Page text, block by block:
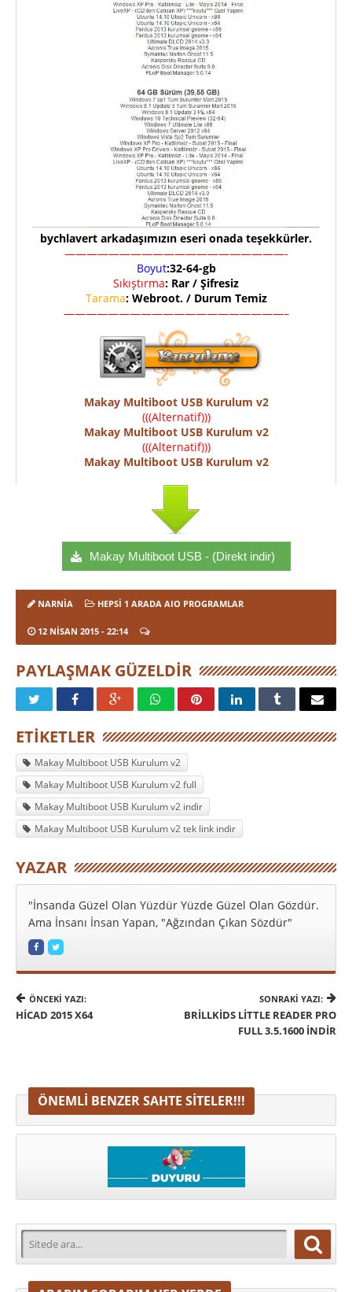
bychlavert arkadaşımızın eseri onada teşekkürler.
————————————————————-
Boyut:32-64-gb
Sıkıştırma: Rar / Şifresiz
Tarama: Webroot. / Durum Temiz
————————————————————–
Makay Multiboot USB Kurulum v2
(((Alternatif)))
Makay Multiboot USB Kurulum v2
(((Alternatif)))
Makay Multiboot USB Kurulum v2
Makay Multiboot USB - (Direkt indir)
NARNIA HEPSI 1 ARADA AIO PROGRAMLAR
12 NISAN 2015 - 22:14
PAYLAŞMAK GÜZELDIR
ETIKETLER
Makay Multiboot USB Kurulum v2
Makay Multiboot USB Kurulum v2 full
Makay Multiboot USB Kurulum v2 indir
Makay Multiboot USB Kurulum v2 tek link indir
YAZAR
"İnsanda Güzel Olan Yüzdür Yüzde Güzel Olan Gözdür.
Ama İnsanı İnsan Yapan, "Ağzından Çıkan Sözdür"
ÖNCEKI YAZI:
HİCAD 2015 X64
SONRAKI YAZI:
BRILLKIDS LITTLE READER PRO
FULL 3.5.1600 İNDIR
ÖNEMLI BENZER SAHTE SITELER!!!